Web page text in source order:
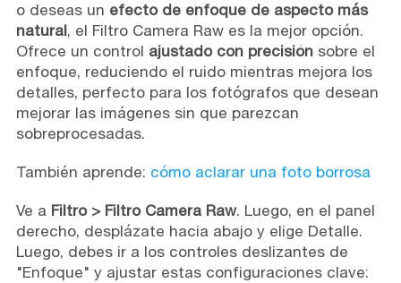
o deseas un efecto de enfoque de aspecto más
natural, el Filtro Camera Raw es la mejor opción.
Ofrece un control ajustado con precisiónsobre el
enfoque, reduciendo el ruido mientras mejora los
detalles, perfecto para los fotógrafos que desean
mejorar las imágenes sin que parezcan
sobreprocesadas.
También aprende: cómo aclarar una foto borrosa
Ve a Filtro > Filtro Camera Raw. Luego, en el panel
derecho, desplázate hacia abajo y elige Detalle.
Luego, debes ir a los controles deslizantes de
"Enfoque" y ajustar estas configuraciones clave: